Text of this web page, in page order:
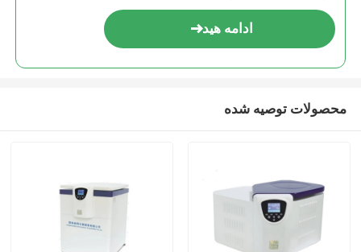
ادامه هید
محصولات توصیه شده